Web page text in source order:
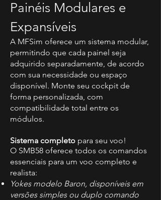
Painéis Modulares e
Expansíveis
A MFSim oferece um sistema modular,
permitindo que cada painel seja
adquirido separadamente, de acordo
com sua necessidade ou espaço
disponível. Monte seu cockpit de
forma personalizada, com
compatibilidade total entre os
módulos.
Sistema completo para seu voo!
O SMB58 oferece todos os comandos
essenciais para um voo completo e
realista:
Yokes modelo Baron, disponíveis em
versões simples ou duplo comando